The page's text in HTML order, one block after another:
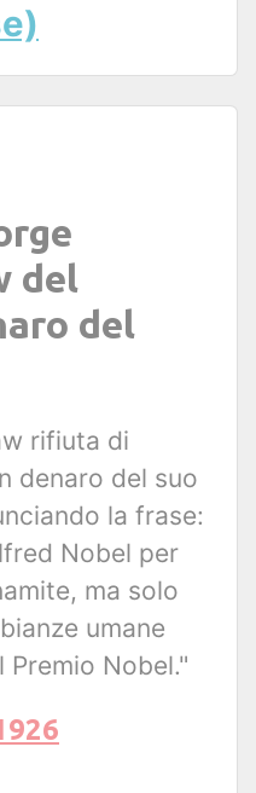
del
del
rifiuta di
denaro del suo
la frase:
Nobel per
ma solo
umane
Nobel."